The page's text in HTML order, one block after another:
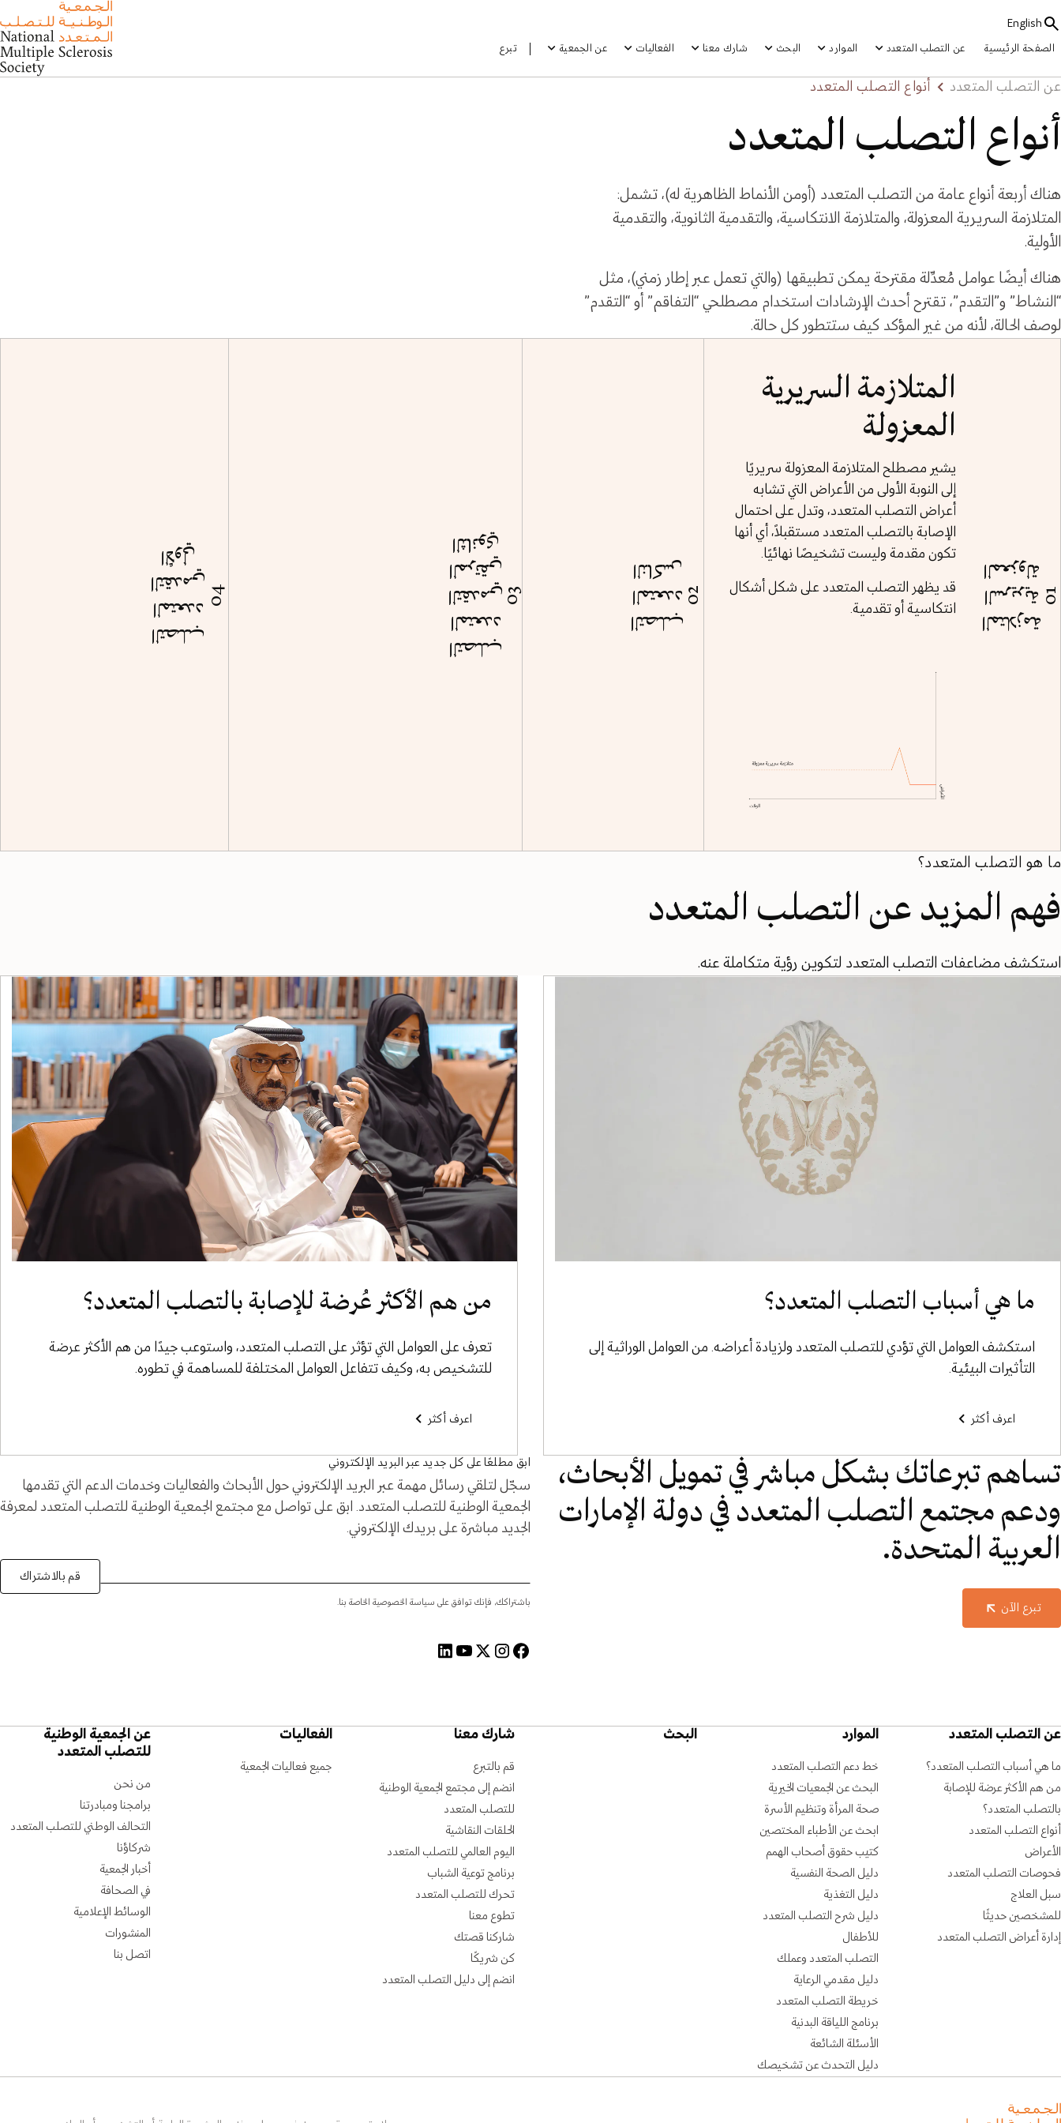
English
الصفحة الرئيسية عن التصلب المتعدد الموارد البحث شارك معنا الفعاليات عن الجمعية تبرع
عن التصلب المتعدد أنواع التصلب المتعدد
أنواع التصلب المتعدد
هناك أربعة أنواع عامة من التصلب المتعدد (أومن الأنماط الظاهرية له)، تشمل:
المتلازمة السريرية المعزولة، والمتلازمة الانتكاسية، والتقدمية الثانوية، والتقدمية
الأولية.
هناك أيضًا عوامل مُعدِّلة مقترحة يمكن تطبيقها (والتي تعمل عبر إطار زمني)، مثل
“النشاط” و”التقدم”، تقترح أحدث الإرشادات استخدام مصطلحي “التفاقم” أو “التقدم”
لوصف الحالة، لأنه من غير المؤكد كيف ستتطور كل حالة.
المتلازمة
السريرية
المعزولة
01
المتلازمة السريرية
المعزولة
يشير مصطلح المتلازمة المعزولة سريريًا
إلى النوبة الأولى من الأعراض التي تشابه
أعراض التصلب المتعدد، وتدل على احتمال
الإصابة بالتصلب المتعدد مستقبلاً، أي أنها
تكون مقدمة وليست تشخيصًا نهائيًا.
قد يظهر التصلب المتعدد على شكل أشكال
انتكاسية أو تقدمية.
التصلب
المتعدد
الناكس
02
التصلب
المتعدد
التقدمي
المرتقي
الثانوي
03
التصلب
المتعدد
التقدمي
الأولي
04
ما هو التصلب المتعدد؟
فهم المزيد عن التصلب المتعدد
استكشف مضاعفات التصلب المتعدد لتكوين رؤية متكاملة عنه.
ما هي أسباب التصلب المتعدد؟
استكشف العوامل التي تؤدي للتصلب المتعدد ولزيادة أعراضه. من العوامل الوراثية إلى
التأثيرات البيئية.
اعرف أكثر
من هم الأكثر عُرضة للإصابة بالتصلب المتعدد؟
تعرف على العوامل التي تؤثر على التصلب المتعدد، واستوعب جيدًا من هم الأكثر عرضة
للتشخيص به، وكيف تتفاعل العوامل المختلفة للمساهمة في تطوره.
اعرف أكثر
تساهم تبرعاتك بشكل مباشر في تمويل الأبحاث،
ودعم مجتمع التصلب المتعدد في دولة الإمارات
العربية المتحدة.
تبرع الآن
ابق مطلعًا على كل جديد عبر البريد الإلكتروني
سجّل لتلقي رسائل مهمة عبر البريد الإلكتروني حول الأبحاث والفعاليات وخدمات الدعم التي تقدمها
الجمعية الوطنية للتصلب المتعدد. ابق على تواصل مع مجتمع الجمعية الوطنية للتصلب المتعدد لمعرفة
الجديد مباشرة على بريدك الإلكتروني.
باشتراكك، فإنك توافق على سياسة الخصوصية الخاصة بنا.
قم بالاشتراك
عن التصلب المتعدد
ما هي أسباب التصلب المتعدد؟
من هم الأكثر عرضة للإصابة
بالتصلب المتعدد؟
أنواع التصلب المتعدد
الأعراض
فحوصات التصلب المتعدد
سبل العلاج
للمشخصين حديثًا
إدارة أعراض التصلب المتعدد
الموارد
خط دعم التصلب المتعدد
البحث عن الجمعيات الخيرية
صحة المرأة وتنظيم الأسرة
ابحث عن الأطباء المختصين
كتيب حقوق أصحاب الهمم
دليل الصحة النفسية
دليل التغذية
دليل شرح التصلب المتعدد
للأطفال
التصلب المتعدد وعملك
دليل مقدمي الرعاية
خريطة التصلب المتعدد
برنامج اللياقة البدنية
الأسئلة الشائعة
دليل التحدث عن تشخيصك
البحث شارك معنا
قم بالتبرع
انضم إلى مجتمع الجمعية الوطنية
للتصلب المتعدد
الحلقات النقاشية
اليوم العالمي للتصلب المتعدد
برنامج توعية الشباب
تحرك للتصلب المتعدد
تطوع معنا
شاركنا قصتك
كن شريكًا
انضم إلى دليل التصلب المتعدد
الفعاليات
جميع فعاليات الجمعية
عن الجمعية الوطنية
للتصلب المتعدد
من نحن
برامجنا ومبادرتنا
التحالف الوطني للتصلب المتعدد
شركاؤنا
أخبار الجمعية
في الصحافة
الوسائط الإعلامية
المنشورات
اتصل بنا